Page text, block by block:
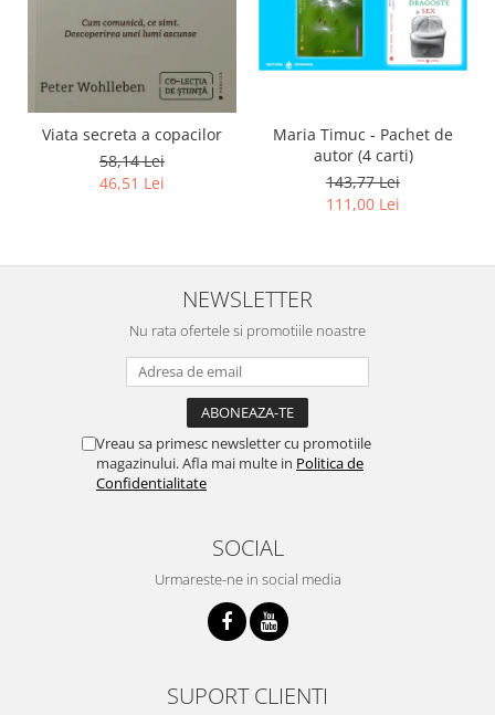
Viata secreta a copacilor
58,14 Lei
46,51 Lei
Maria Timuc - Pachet de
autor (4 carti)
143,77 Lei
111,00 Lei
NEWSLETTER
Nu rata ofertele si promotiile noastre
Vreau sa primesc newsletter cu promotiile
magazinului. Afla mai multe in Politica de
Confidentialitate
SOCIAL
Urmareste-ne in social media
SUPORT CLIENTI